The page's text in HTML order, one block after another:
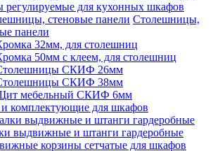
регулируемые для кухонных шкафов
Столешницы,
панели
32мм, для столешниц
50мм с клеем, для столешниц
СКИФ 26мм
СКИФ 38мм
мебельный СКИФ 6мм
комплектующие для шкафов
выдвижные и штанги гардеробные